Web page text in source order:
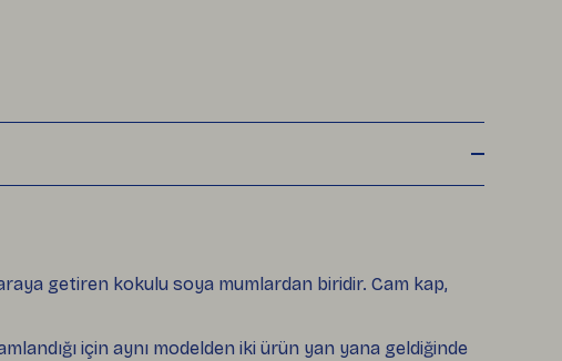
getiren kokulu soya mumlardan biridir. Cam kap,
için aynı modelden iki ürün yan yana geldiğinde